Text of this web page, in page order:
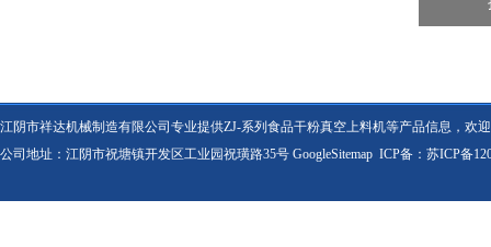
江阴市祥达机械制造有限公司专业提供ZJ-系列食品干粉真空上料机等产品信息，欢
公司地址：江阴市祝塘镇开发区工业园祝璜路35号 GoogleSitemap ICP备： 苏ICP备